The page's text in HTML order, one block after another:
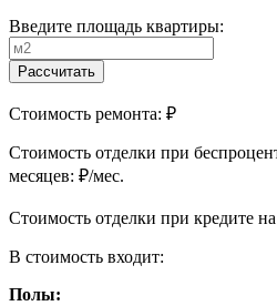
Введите площадь квартиры:
Рассчитать
Стоимость ремонта: ₽
Cтоимость отделки при
месяцев: ₽/мес.
Cтоимость отделки при кредите
В стоимость входит:
Полы: